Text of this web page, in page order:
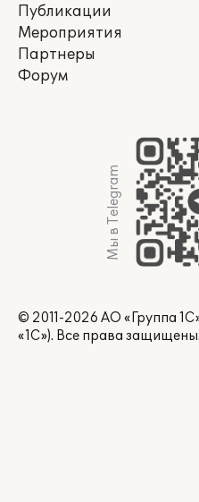
Публикации
Мероприятия
Партнеры
Форум
Мы в Telegram
© 2011-2026 АО «Группа
«1С»). Все права защищены.